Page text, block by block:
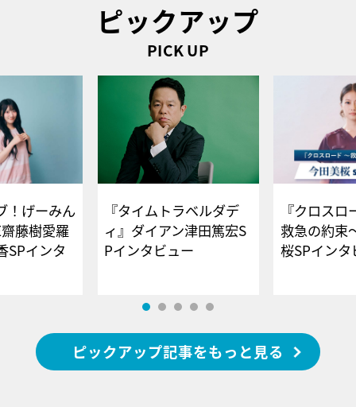
ピックアップ
PICK UP
！げーみん
藤樹愛羅
SPインタ
『タイムトラベルダデ
ィ』ダイアン津田篤宏S
Pインタビュー
『クロス
救急の約束
桜SPイ
ピックアップ記事をもっと見る